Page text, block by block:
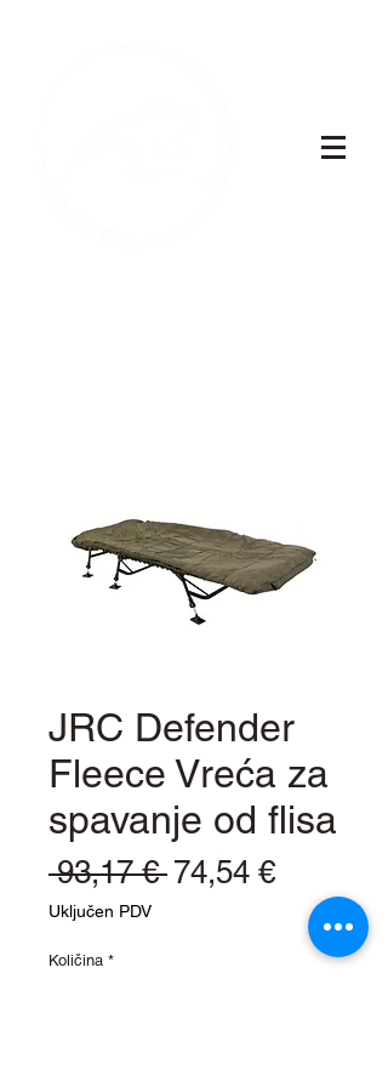
JRC Defender
Fleece Vreća za
spavanje od flisa
93,17 € Redovna
74,54 €Cijena
Uključen PDV
Količina *